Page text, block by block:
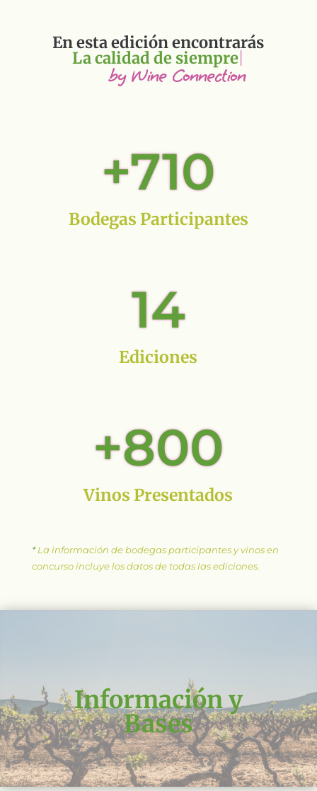
En esta edición encontrarás
La cali
by Wine Connection
+710
Bodegas Participantes
14
Ediciones
+800
Vinos Presentados
*La información de bodegas participantes y vinos en
concurso incluye los datos de todas las ediciones.
Información y
Bases